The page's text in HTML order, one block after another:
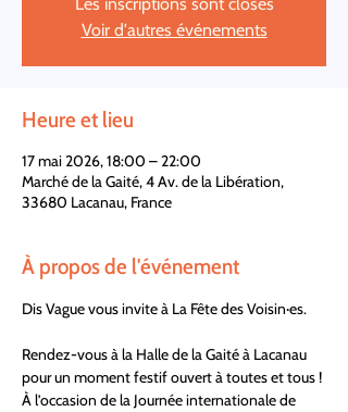
Voir d'autres événements
Heure et lieu
17 mai 2026, 18:00 – 22:00
Marché de la Gaité, 4 Av. de la Libération,
33680 Lacanau, France
À propos de l'événement
Dis Vague vous invite à La Fête des Voisin·es.
Rendez-vous à la Halle de la Gaité à Lacanau
pour un moment festif ouvert à toutes et tous !
À l’occasion de la Journée internationale de